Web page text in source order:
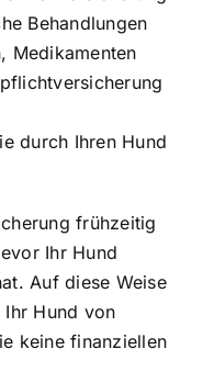
Behandlungen
Medikamenten
durch Ihren Hund
frühzeitig
Ihr Hund
Auf diese Weise
Ihr Hund von
keine finanziellen